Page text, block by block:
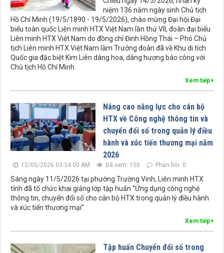
niệm 136 năm ngày sinh Chủ tịch
Hồ Chí Minh (19/5/1890 - 19/5/2026), chào mừng Đại hội Đại
biểu toàn quốc Liên minh HTX Việt Nam lần thứ VII, đoàn đại biểu
Liên minh HTX Việt Nam do đồng chí Đinh Hồng Thái – Phó Chủ
tịch Liên minh HTX Việt Nam làm Trưởng đoàn đã về Khu di tích
Quốc gia đặc biệt Kim Liên dâng hoa, dâng hương báo công với
Chủ tịch Hồ Chí Minh.
Xem tiếp
Nâng cao năng lực cho cán bộ
HTX về Công nghệ thông tin và
chuyển đổi số trong quản lý điều
hành và xúc tiến thương mại năm
2026
12/05/2026 03:34:00 AM Đã xem: 150 Phản hồi: 0
Sáng ngày 11/5/2026 tại phường Trường Vinh, Liên minh HTX
tỉnh đã tổ chức khai giảng lớp tập huấn “Ứng dụng công nghệ
thông tin, chuyển đổi số cho cán bộ HTX trong quản lý điều hành
và xúc tiến thương mại”.
Xem tiếp
Tập huấn Chuyển đổi số trong